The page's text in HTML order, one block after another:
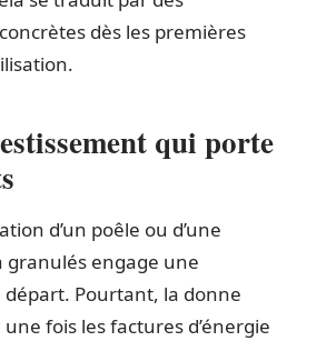
dès les premières
qui porte
d’un poêle ou d’une
granulés engage une
départ. Pourtant, la donne
fois les factures d’énergie